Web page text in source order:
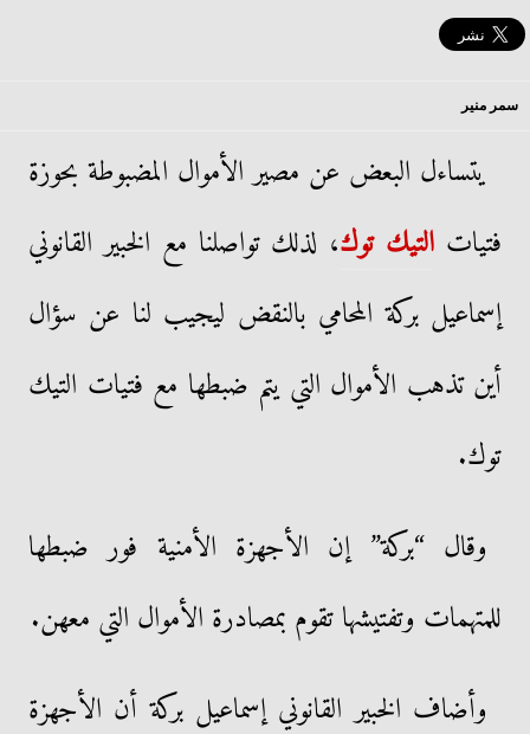
سمر منير
يتساءل البعض عن مصير الأموال المضبوطة بحوزة
فتيات التيك توك، لذلك تواصلنا مع الخبير القانوني
إسماعيل بركة المحامي بالنقض ليجيب لنا عن سؤال
أين تذهب الأموال التي يتم ضبطها مع فتيات التيك
توك.
وقال “بركة” إن الأجهزة الأمنية فور ضبطها
للمتهمات وتفتيشها تقوم بمصادرة الأموال التي معهن.
وأضاف الخبير القانوني إسماعيل بركة أن الأجهزة